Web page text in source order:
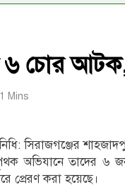
চোর আটক,
1 Mins
সিরাজগঞ্জের
অভিযানে তাদের
প্রেরণ করা হয়েছে।